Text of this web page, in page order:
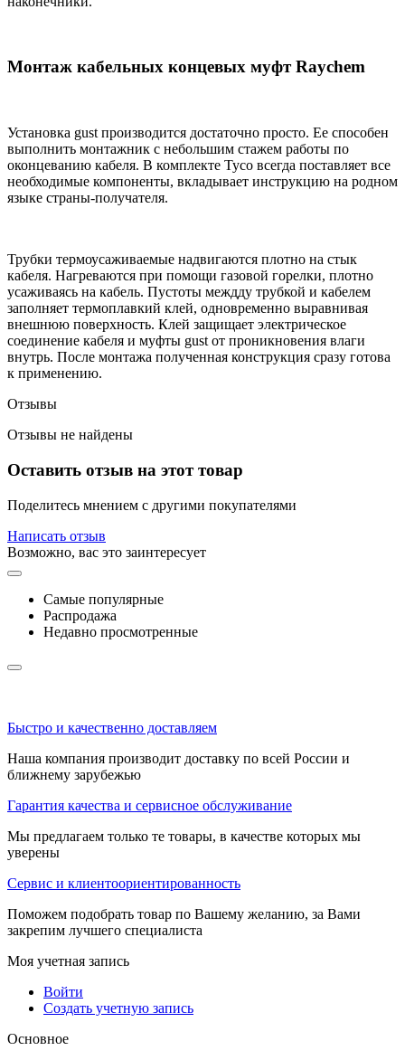
Монтаж кабельных концевых муфт Raychem
Установка gust производится достаточно просто. Ее способен
выполнить монтажник с небольшим стажем работы по
оконцеванию кабеля. В комплекте Tyco всегда поставляет все
необходимые компоненты, вкладывает инструкцию на родном
языке страны-получателя.
Трубки термоусаживаемые надвигаются плотно на стык
кабеля. Нагреваются при помощи газовой горелки, плотно
усаживаясь на кабель. Пустоты междду трубкой и кабелем
заполняет термоплавкий клей, одновременно выравнивая
внешнюю поверхность. Клей защищает электрическое
соединение кабеля и муфты gust от проникновения влаги
внутрь. После монтажа полученная конструкция сразу готова
к применению.
Отзывы
Отзывы не найдены
Оставить отзыв на этот товар
Поделитесь мнением с другими покупателями
Написать отзыв
Возможно, вас это заинтересует
Самые популярные
Распродажа
Недавно просмотренные
Быстро и качественно доставляем
Наша компания производит доставку по всей России и
ближнему зарубежью
Гарантия качества и сервисное обслуживание
Мы предлагаем только те товары, в качестве которых мы
уверены
Сервис и клиентоориентированность
Поможем подобрать товар по Вашему желанию, за Вами
закрепим лучшего специалиста
Моя учетная запись
Войти
Создать учетную запись
Основное